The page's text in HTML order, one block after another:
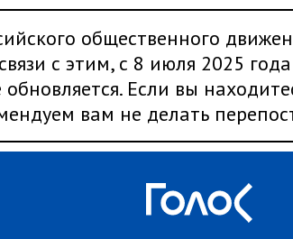
общественного
с этим, с 8 июля 2025
Если вы
вам не делать